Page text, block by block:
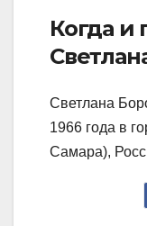
Когда и
Светлана
1966 года в
Самара),